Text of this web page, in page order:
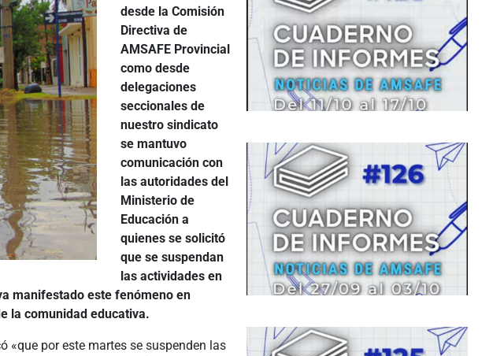
desde la Comisión
Directiva de
AMSAFE Provincial
como desde
delegaciones
seccionales de
nuestro sindicato
se mantuvo
comunicación con
las autoridades del
Ministerio de
Educación a
quienes se solicitó
que se suspendan
las actividades en
manifestado este fenómeno en
la comunidad educativa.
«que por este martes se suspenden las